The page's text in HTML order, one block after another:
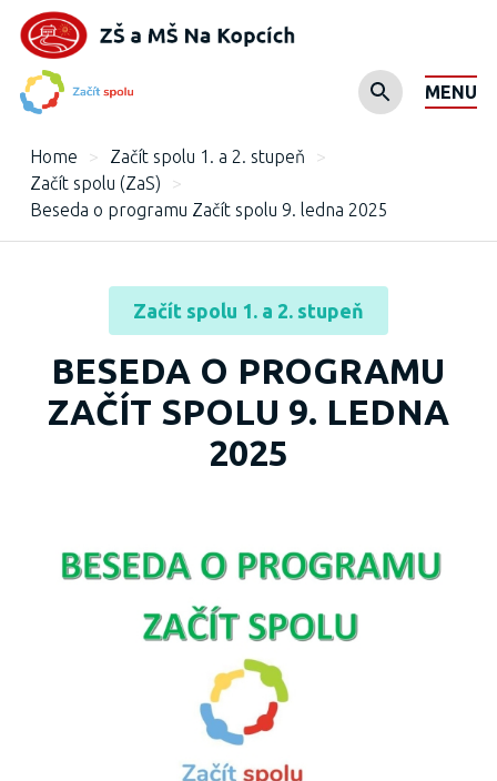
MENU
Home > Začít spolu 1. a 2. stupeň
>
Začít spolu (ZaS)
>
Beseda o programu Začít spolu 9. ledna 2025
Začít spolu 1. a 2. stupeň
BESEDA O PROGRAMU
ZAČÍT SPOLU 9. LEDNA
2025